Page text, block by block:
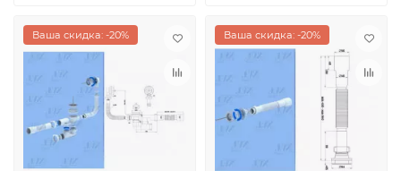
Ваша скидка: -20% Ваша скидка: -20%